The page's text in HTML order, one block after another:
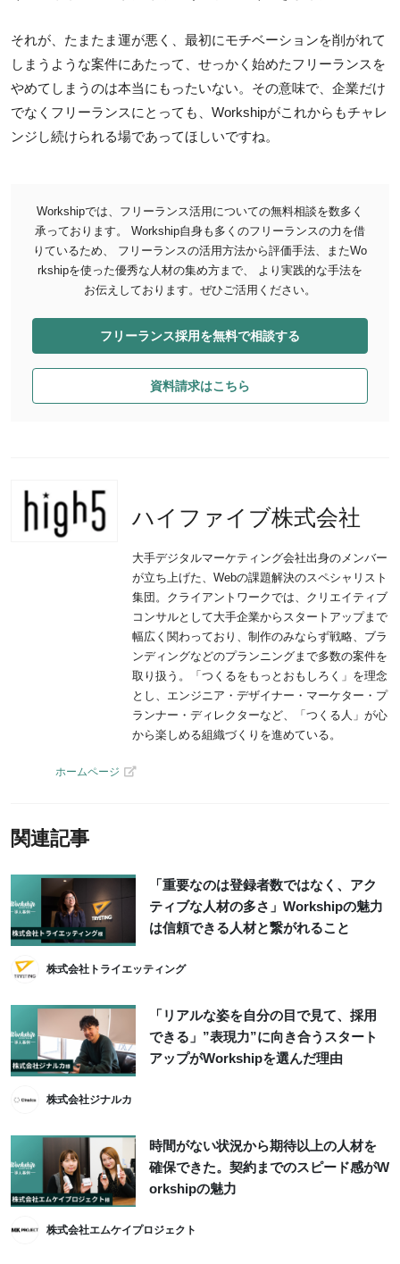
それが、たまたま運が悪く、最初にモチベーションを削がれて
しまうような案件にあたって、せっかく始めたフリーランスを
やめてしまうのは本当にもったいない。その意味で、企業だけ
でなくフリーランスにとっても、Workshipがこれからもチャレ
ンジし続けられる場であってほしいですね。
Workshipでは、フリーランス活用についての無料相談を数多く
承っております。
Workship自身も多くのフリーランスの力を借
りているため、 フリーランスの活用方法から評価手法、またWo
rkshipを使った優秀な人材の集め方まで、 より実践的な手法を
お伝えしております。ぜひご活用ください。
フリーランス採用を無料で相談する
資料請求はこちら
ハイファイブ株式会社
大手デジタルマーケティング会社出身のメンバー
が立ち上げた、Webの課題解決のスペシャリスト
集団。クライアントワークでは、クリエイティブ
コンサルとして大手企業からスタートアップまで
幅広く関わっており、制作のみならず戦略、ブラ
ンディングなどのプランニングまで多数の案件を
取り扱う。「つくるをもっとおもしろく」を理念
とし、エンジニア・デザイナー・マーケター・プ
ランナー・ディレクターなど、「つくる人」が心
から楽しめる組織づくりを進めている。
ホームページ
関連記事
「重要なのは登録者数ではなく、アク
ティブな人材の多さ」Workshipの魅力
は信頼できる人材と繋がれること
株式会社トライエッティング
「リアルな姿を自分の目で見て、採用
できる」”表現力”に向き合うスタート
アップがWorkshipを選んだ理由
株式会社ジナルカ
時間がない状況から期待以上の人材を
確保できた。契約までのスピード感がW
orkshipの魅力
株式会社エムケイプロジェクト